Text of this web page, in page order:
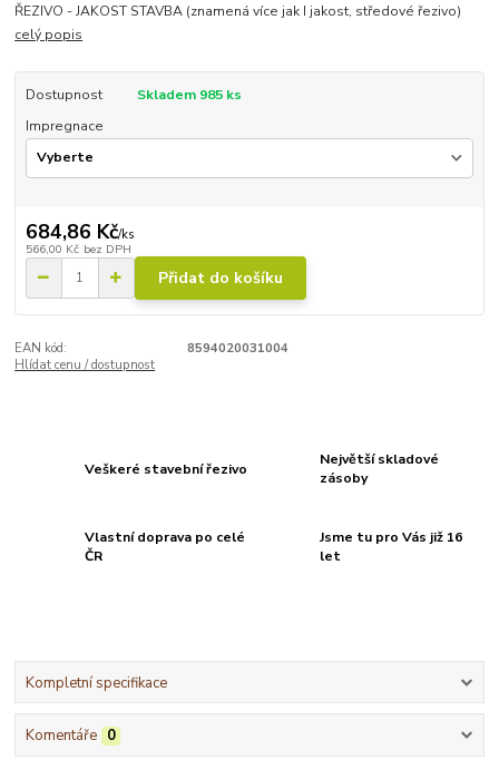
ŘEZIVO - JAKOST STAVBA (znamená více jak I jakost, středové řezivo)
celý popis
Dostupnost
Skladem 985 ks
Impregnace
684,86 Kč/ks
566,00 Kč bez DPH
Přidat do košíku
EAN kód:
8594020031004
Hlídat cenu / dostupnost
Veškeré stavební řezivo
Největší skladové
zásoby
Vlastní doprava po celé
ČR
Jsme tu pro Vás již 16
let
Kompletní specifikace
Komentáře 0